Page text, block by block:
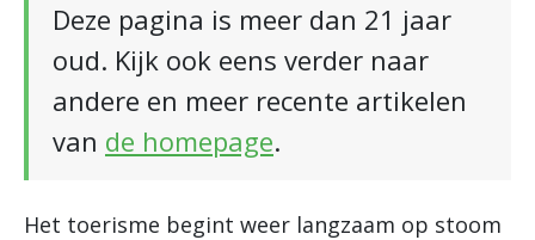
Deze pagina is meer dan 21 jaar
oud. Kijk ook eens verder naar
andere en meer recente artikelen
van de homepage.
Het toerisme begint weer langzaam op stoom